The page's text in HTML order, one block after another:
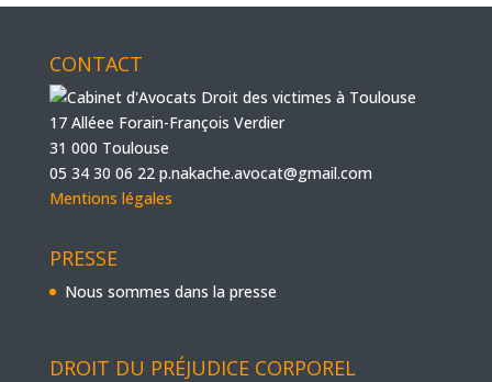
CONTACT
17 Alléee Forain-François Verdier
31 000 Toulouse
05 34 30 06 22 p.nakache.avocat@gmail.com
Mentions légales
PRESSE
Nous sommes dans la presse
DROIT DU PRÉJUDICE CORPOREL